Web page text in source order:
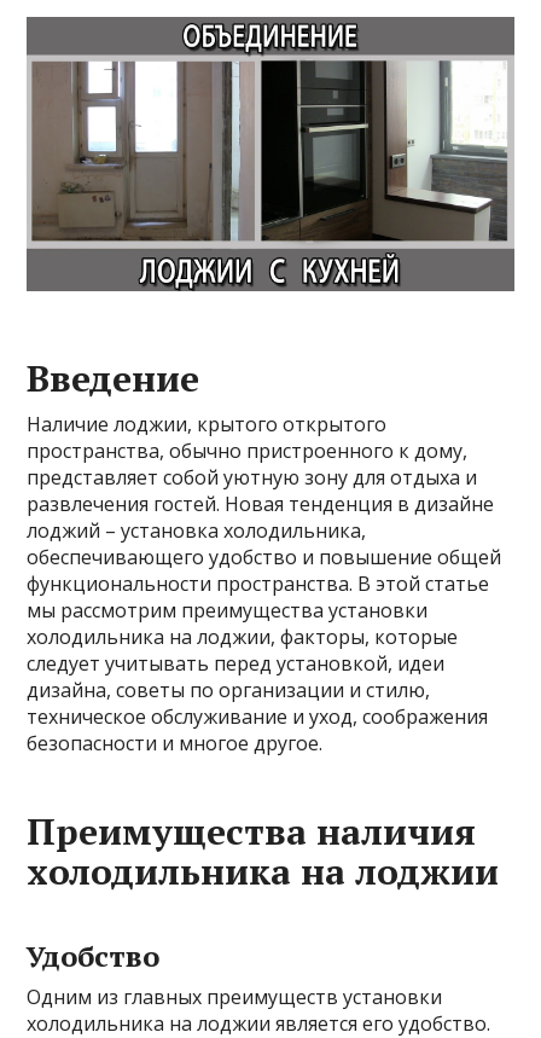
Введение
Наличие лоджии, крытого открытого
пространства, обычно пристроенного к дому,
представляет собой уютную зону для отдыха и
развлечения гостей. Новая тенденция в дизайне
лоджий – установка холодильника,
обеспечивающего удобство и повышение общей
функциональности пространства. В этой статье
мы рассмотрим преимущества установки
холодильника на лоджии, факторы, которые
следует учитывать перед установкой, идеи
дизайна, советы по организации и стилю,
техническое обслуживание и уход, соображения
безопасности и многое другое.
Преимущества наличия
холодильника на лоджии
Удобство
Одним из главных преимуществ установки
холодильника на лоджии является его удобство.